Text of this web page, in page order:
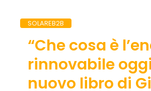
SOLAREB2B
“Che cosa è
rinnovabile
nuovo libro di